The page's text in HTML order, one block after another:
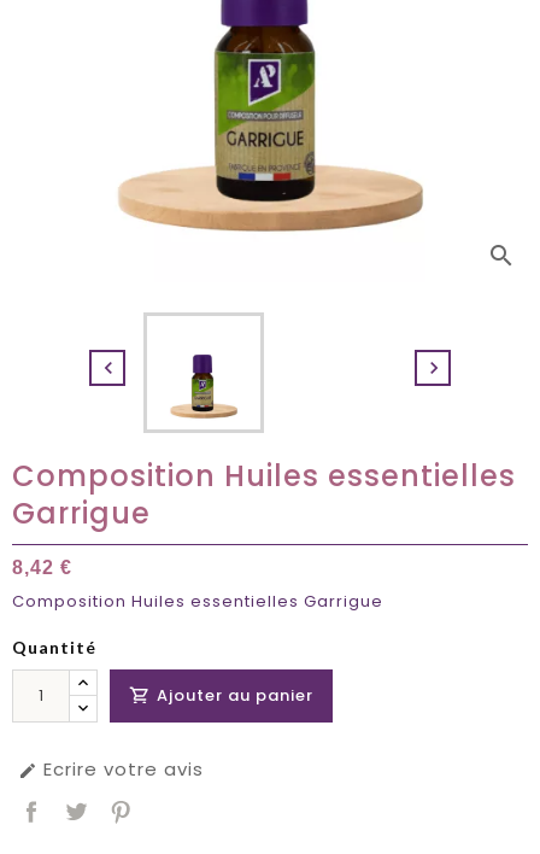
search
 
Composition Huiles essentielles
Garrigue
8,42 €
Composition Huiles essentielles Garrigue
Quantité
 Ajouter au panier
 Ecrire votre avis